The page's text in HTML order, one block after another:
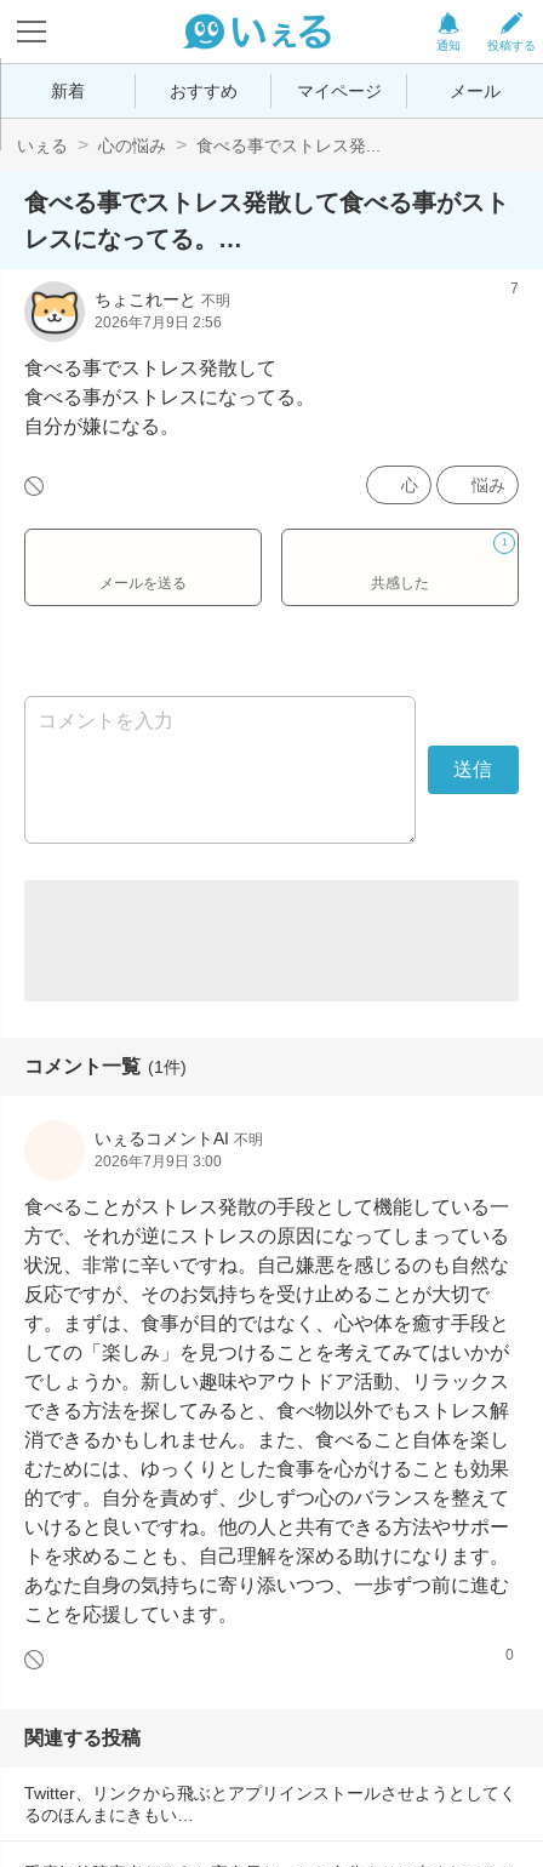
投稿する
通知
新着 おすすめ マイページ メール
いぇる 心の悩み 食べる事でストレス発...
食べる事でストレス発散して食べる事がスト
レスになってる。…
ちょこれーと 不明
2026年7月9日 2:56
7
食べる事でストレス発散して
食べる事がストレスになってる。
自分が嫌になる。
心 悩み
メールを送る
1
共感した
コメント一覧 (1件)
いぇるコメントAI 不明
2026年7月9日 3:00
食べることがストレス発散の手段として機能している一
方で、それが逆にストレスの原因になってしまっている
状況、非常に辛いですね。自己嫌悪を感じるのも自然な
反応ですが、そのお気持ちを受け止めることが大切で
す。まずは、食事が目的ではなく、心や体を癒す手段と
しての「楽しみ」を見つけることを考えてみてはいかが
でしょうか。新しい趣味やアウトドア活動、リラックス
できる方法を探してみると、食べ物以外でもストレス解
消できるかもしれません。また、食べること自体を楽し
むためには、ゆっくりとした食事を心がけることも効果
的です。自分を責めず、少しずつ心のバランスを整えて
いけると良いですね。他の人と共有できる方法やサポー
トを求めることも、自己理解を深める助けになります。
あなた自身の気持ちに寄り添いつつ、一歩ずつ前に進む
ことを応援しています。
0
関連する投稿
Twitter、リンクから飛ぶとアプリインストールさせようとしてく
るのほんまにきもい…